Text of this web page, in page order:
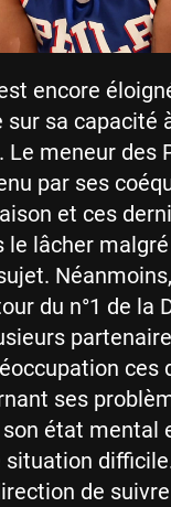
encore
sur sa capacité
Le meneur des
par ses
et ces
le lâcher
du n°1 de la
ces
ses
état mental
de suivre